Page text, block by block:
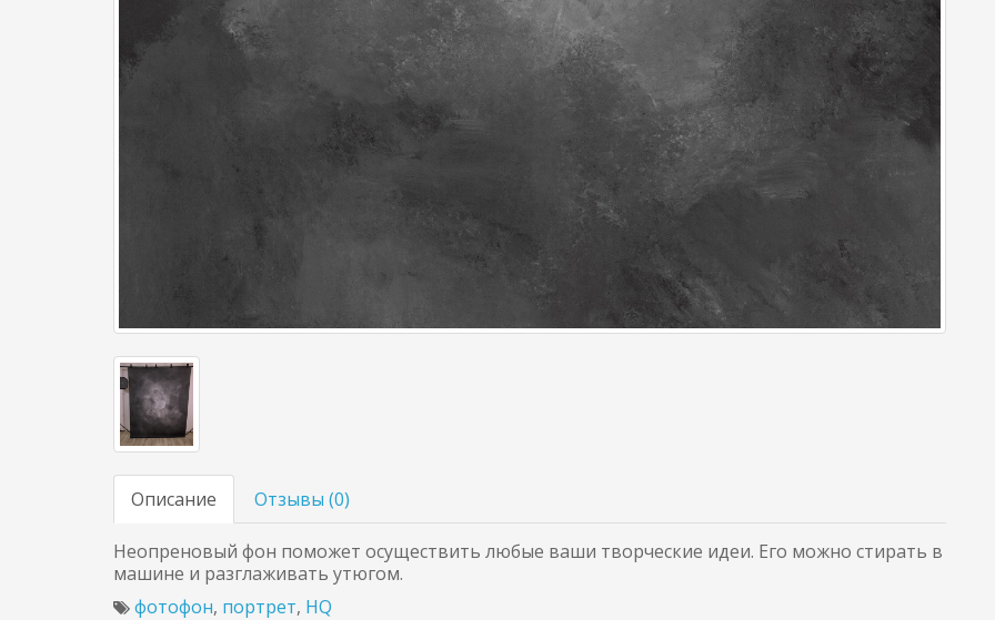
Описание Отзывы (0)
Неопреновый фон поможет осуществить любые ваши творческие идеи. Его можно стирать в
машине и разглаживать утюгом.
фотофон, портрет, HQ